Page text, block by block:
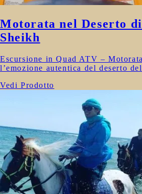
Motorata nel Deserto
Sheikh
Escursione in Quad ATV –
l’emozione autentica del deserto
Vedi Prodotto